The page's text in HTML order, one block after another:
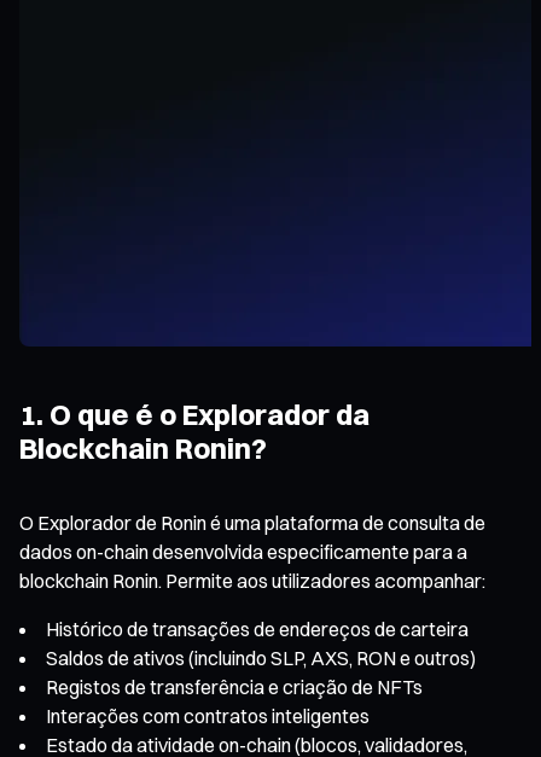
1. O que é o Explorador da
Blockchain Ronin?
O Explorador de Ronin é uma plataforma de consulta de
dados on-chain desenvolvida especificamente para a
blockchain Ronin. Permite aos utilizadores acompanhar:
Histórico de transações de endereços de carteira
Saldos de ativos (incluindo SLP, AXS, RON e outros)
Registos de transferência e criação de NFTs
Interações com contratos inteligentes
Estado da atividade on-chain (blocos, validadores,